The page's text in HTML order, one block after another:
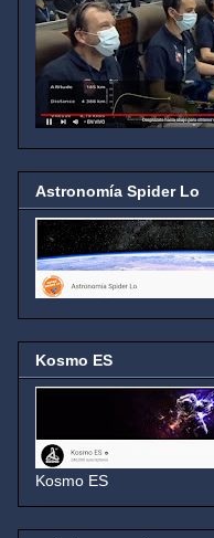
Astronomía Spider Lo
Kosmo ES
Kosmo ES